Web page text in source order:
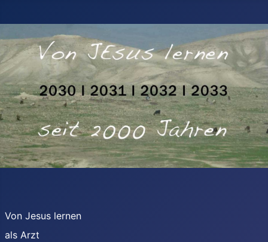
Von Jesus lernen
als Arzt